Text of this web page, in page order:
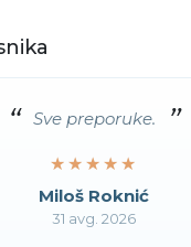
Sve preporuke.
★★★★★
★★★★★
Miloš Roknić
31 avg. 2026